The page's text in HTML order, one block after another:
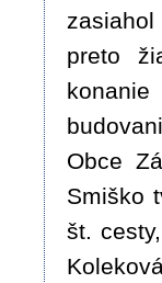
preto
Obce
Smiško
št.